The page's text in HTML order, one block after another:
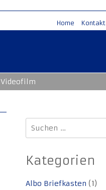
Home Kontakt
Videofilm
Suchen
nach:
Kategorien
Albo Briefkasten (1)